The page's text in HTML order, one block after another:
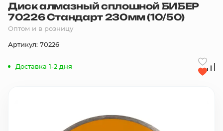
Каталог товаров
Диск алмазный сплошной БИБЕР
70226 Стандарт 230мм (10/50)
Оптом и в розницу
Артикул: 70226
Доставка 1-2 дня